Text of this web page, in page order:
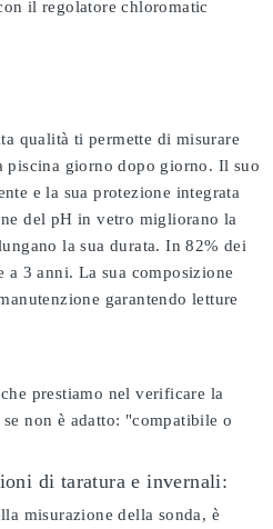
il regolatore chloromatic
qualità ti permette di misurare
piscina giorno dopo giorno. Il suo
e la sua protezione integrata
del pH in vetro migliorano la
la sua durata. In 82% dei
a 3 anni. La sua composizione
garantendo letture
prestiamo nel verificare la
non è adatto: "compatibile o
di taratura e invernali:
misurazione della sonda, è